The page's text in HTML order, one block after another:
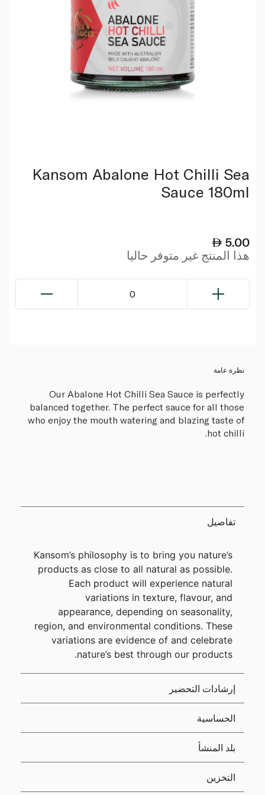
Kansom Abalone Hot Chilli Sea
Sauce 180ml
5.00
هذا المنتج غير متوفر حاليا
0
نظرة عامة
Our Abalone Hot Chilli Sea Sauce is perfectly
balanced together. The perfect sauce for all those
who enjoy the mouth watering and blazing taste of
hot chilli.
تفاصيل
Kansom’s philosophy is to bring you nature’s
products as close to all natural as possible.
Each product will experience natural
variations in texture, flavour, and
appearance, depending on seasonality,
region, and environmental conditions. These
variations are evidence of and celebrate
nature’s best through our products.
إرشادات التحضير
الحساسية
بلد المنشأ
التخزين